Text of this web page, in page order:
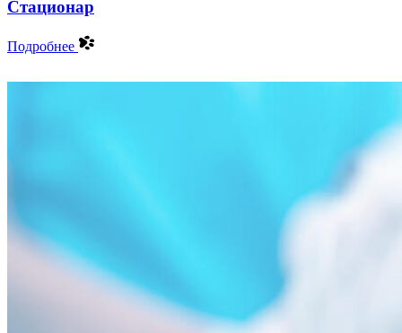
Стационар
Подробнее